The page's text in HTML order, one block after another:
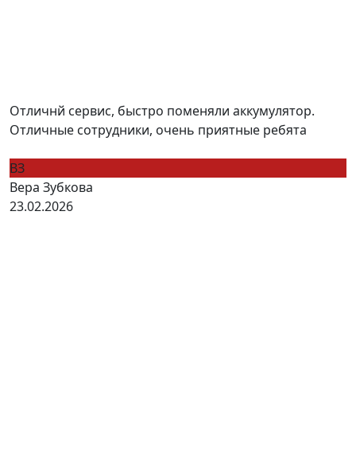
Отличнй сервис, быстро поменяли аккумулятор.
Отличные сотрудники, очень приятные ребята
ВЗ
Вера Зубкова
23.02.2026